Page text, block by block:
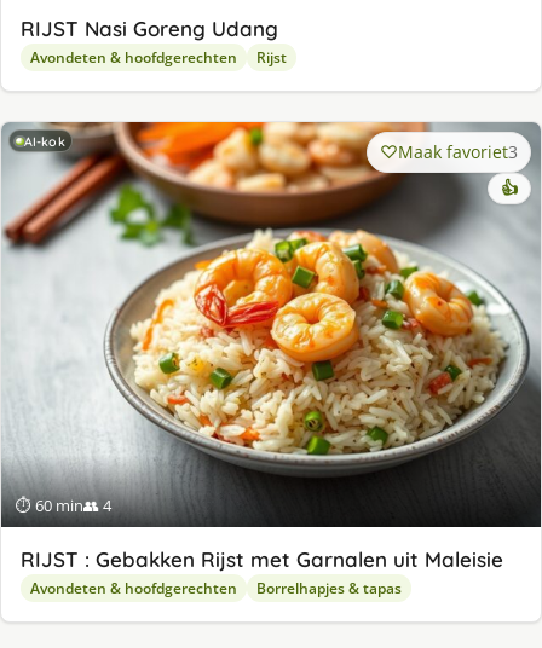
RIJST Nasi Goreng Udang
Avondeten & hoofdgerechten Rijst
AI-kok
⏱ 60 min👥 4
Maak favoriet3
👍
RIJST : Gebakken Rijst met Garnalen uit Maleisie
Avondeten & hoofdgerechten Borrelhapjes & tapas